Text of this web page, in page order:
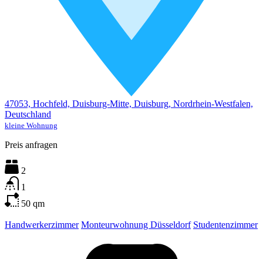
47053, Hochfeld, Duisburg-Mitte, Duisburg, Nordrhein-Westfalen,
Deutschland
kleine Wohnung
Preis anfragen
2
1
50 qm
Handwerkerzimmer Monteurwohnung Düsseldorf Studentenzimmer